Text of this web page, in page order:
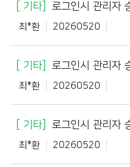
기타 로그인시 관리자
최*환 20260520
기타 로그인시 관리자
최*환 20260520
기타 로그인시 관리자
최*환 20260520